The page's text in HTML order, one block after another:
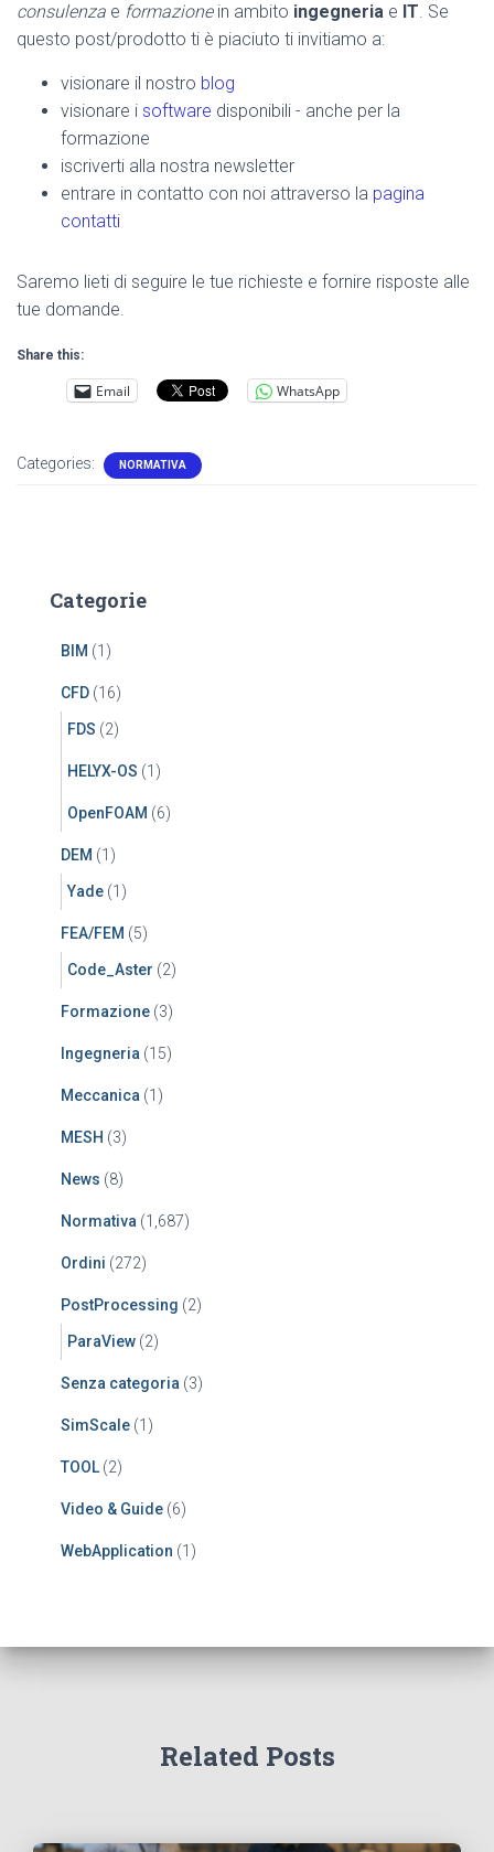
consulenza e formazionein ambito ingegneria e IT. Se
questo post/prodotto ti è piaciuto ti invitiamo a:
visionare il nostro blog
visionare i software disponibili - anche per la
formazione
iscriverti alla nostra newsletter
entrare in contatto con noi attraverso la pagina
contatti
Saremo lieti di seguire le tue richieste e fornire risposte alle
tue domande.
Share this:
Email WhatsApp
Categories: NORMATIVA
Categorie
BIM (1)
CFD (16)
FDS (2)
HELYX-OS (1)
OpenFOAM (6)
DEM (1)
Yade (1)
FEA/FEM (5)
Code_Aster (2)
Formazione (3)
Ingegneria (15)
Meccanica (1)
MESH (3)
News (8)
Normativa (1,687)
Ordini (272)
PostProcessing (2)
ParaView (2)
Senza categoria (3)
SimScale (1)
TOOL (2)
Video & Guide (6)
WebApplication (1)
Related Posts